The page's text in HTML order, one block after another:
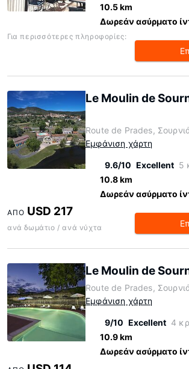
10.5 km
Δωρεάν ασύρματο
Για περισσότερες πληροφορίες:
Le Moulin de
Route de Prades,
Εμφάνιση χάρτη
9.6/10 Excellent 5
10.8 km
Δωρεάν ασύρματο
ΑΠΌ USD 217
ανά δωμάτιο / ανά νύχτα
Le Moulin de
Route de Prades,
Εμφάνιση χάρτη
9/10 Excellent 4
10.9 km
Δωρεάν ασύρματο